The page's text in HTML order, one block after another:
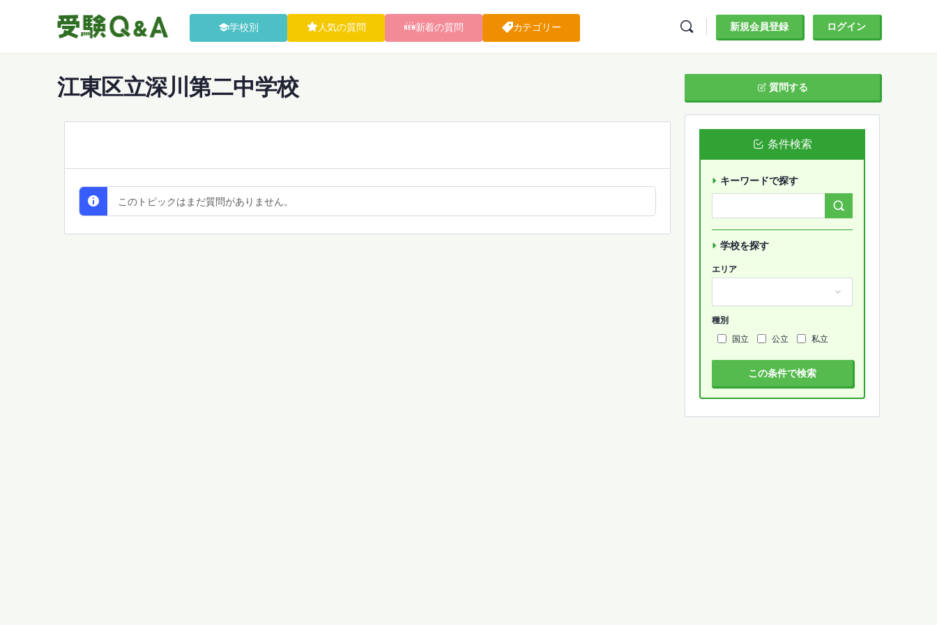
学校別 人気の質問 新着の質問 カテゴリー 新規会員登録 ログイン
江東区立深川第二中学校
このトピックはまだ質問がありません。
質問する
条件検索
キーワードで探す
学校を探す
エリア
種別
国立
公立 私立
この条件で検索